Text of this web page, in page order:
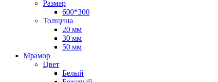
Размер
600*300
Толщина
20 мм
30 мм
50 мм
Мрамор
Цвет
Белый